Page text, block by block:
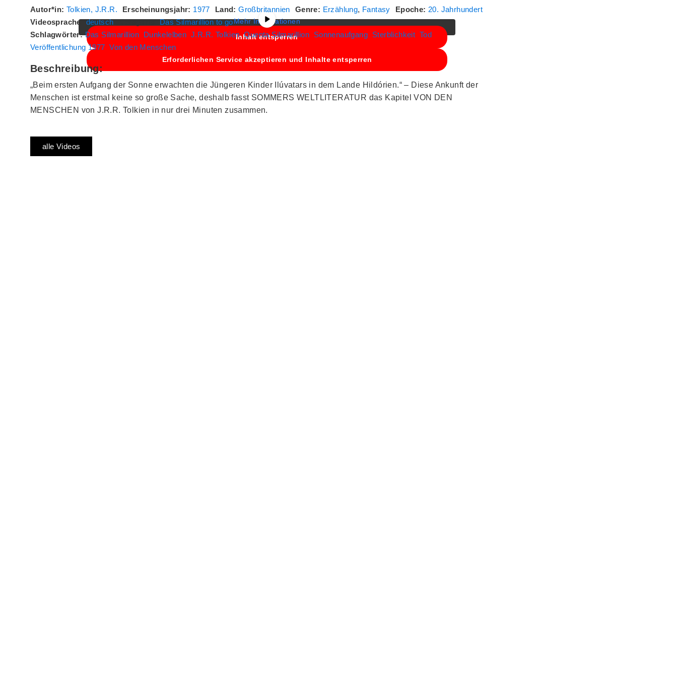
weitergegeben werden.
Mehr Informationen
Inhalt entsperren
Erforderlichen Service akzeptieren und Inhalte entsperren
Autor*in: Tolkien, J.R.R. Erscheinungsjahr: 1977 Land:Großbritannien Genre: Erzählung, Fantasy Epoche: 20. Jahrhundert
Videosprache:deutsch Kategorie:Das Silmarillion to go
Schlagwörter:Das Silmarillion Dunkelelben J.R.R. Tolkien Quenta Silmarillion Sonnenaufgang Sterblichkeit Tod
Veröffentlichung 1977 Von den Menschen
Beschreibung:
„Beim ersten Aufgang der Sonne erwachten die Jüngeren Kinder Ilúvatars in dem Lande Hildórien.“ – Diese Ankunft der
Menschen ist erstmal keine so große Sache, deshalb fasst SOMMERS WELTLITERATUR das Kapitel VON DEN
MENSCHEN von J.R.R. Tolkien in nur drei Minuten zusammen.
alle Videos